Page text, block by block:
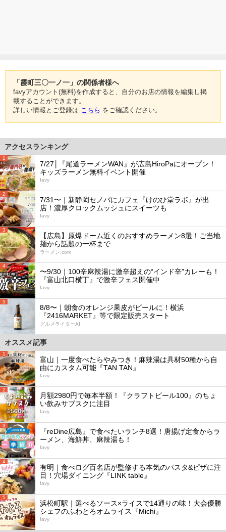
「霞町三〇一ノ一」の関係者様へ
favyアカウント(無料)を作成すると、自分のお店の情報を編集し掲
載することができます。
詳しい情報とご登録は こちら をご確認ください。
アクセスランキング
1
7/27│『尾道ラーメンWAN』が広島HiroPaにオープン！
キッズラーメン無料イベント開催
favy
2
7/31〜｜新静岡セノバにカフェ『けのひ堂ラボ』が出
店！濃厚クロックムッシュにスイーツも
favy
3
【広島】原爆ドーム近くのおすすめラーメン8選！ご当地
麺から話題の一杯まで
ラーメン.com
4
〜9/30｜100辛麻辣湯に激辛超えの“インド辛”カレーも！
『富山北口横丁』で激辛フェス開催中
favy
5
8/8〜｜朝食のオレンジ果皮がビールに！横浜
『2416MARKET』等で限定販売スタート
グルメライターAI
オススメ記事
1
富山｜一度食べたらやみつき！麻辣湯は具材50種から自
由にカスタム可能『TAN TAN』
favy
2
月額2980円で毎本半額！『クラフトビール100』のちょ
い飲みサブスクに注目
favy
3
『reDine広島』で食べたいランチ8選！唐揚げ定食からラ
ーメン、海鮮丼、麻辣湯も！
favy
4
有明｜食べログ百名店が監修する本気のパスタ&ピザに注
目！穴場ダイニング『LINK table』
favy
5
浜松町駅｜選べるソース×ライスで14通りの味！大会優勝
シェフのふわとろオムライス『Michi』
favy